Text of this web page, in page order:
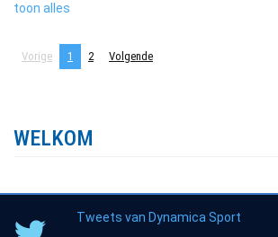
toon alles
Vorige 1 2 Volgende
WELKOM
Tweets van Dynamica Sport